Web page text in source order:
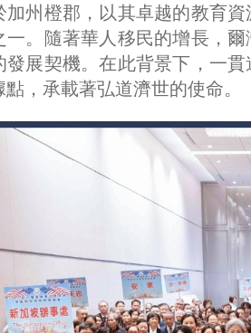
加州橙郡，以其卓越的教育
一。隨著華人移民的增長，
發展契機。在此背景下，一
，承載著弘道濟世的使命。